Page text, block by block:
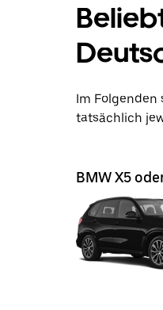
Im Folgenden
tatsächlich
BMW X5